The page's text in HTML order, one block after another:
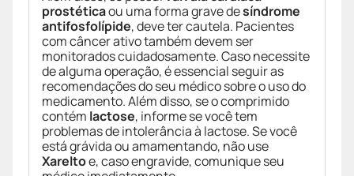
prostéticaou uma forma grave desíndrome
antifosfolípide, deve ter cautela. Pacientes
com câncer ativo também devem ser
monitorados cuidadosamente. Caso necessite
de alguma operação, é essencial seguir as
recomendações do seu médico sobre o uso do
medicamento. Além disso, se o comprimido
contém lactose, informe se você tem
problemas de intolerância à lactose. Se você
está grávida ou amamentando, não use
Xareltoe, caso engravide, comunique seu